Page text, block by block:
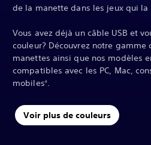
de la manette dans les jeux qui la
Vous avez déjà un câble USB et
couleur? Découvrez notre
manettes ainsi que nos modèles
compatibles avec les PC, Mac,
mobiles 4.
Voir plus de couleurs